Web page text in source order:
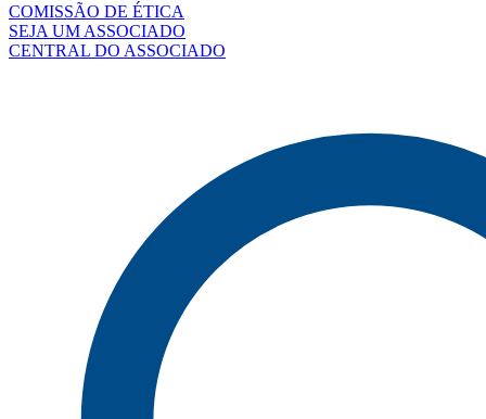
COMISSÃO DE ÉTICA
SEJA UM ASSOCIADO
CENTRAL DO ASSOCIADO